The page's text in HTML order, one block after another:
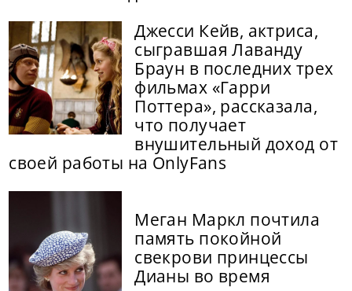
Джесси Кейв, актриса,
сыгравшая Лаванду
Браун в последних трех
фильмах «Гарри
Поттера», рассказала,
что получает
внушительный доход от
своей работы на OnlyFans
Меган Маркл почтила
память покойной
свекрови принцессы
Дианы во время